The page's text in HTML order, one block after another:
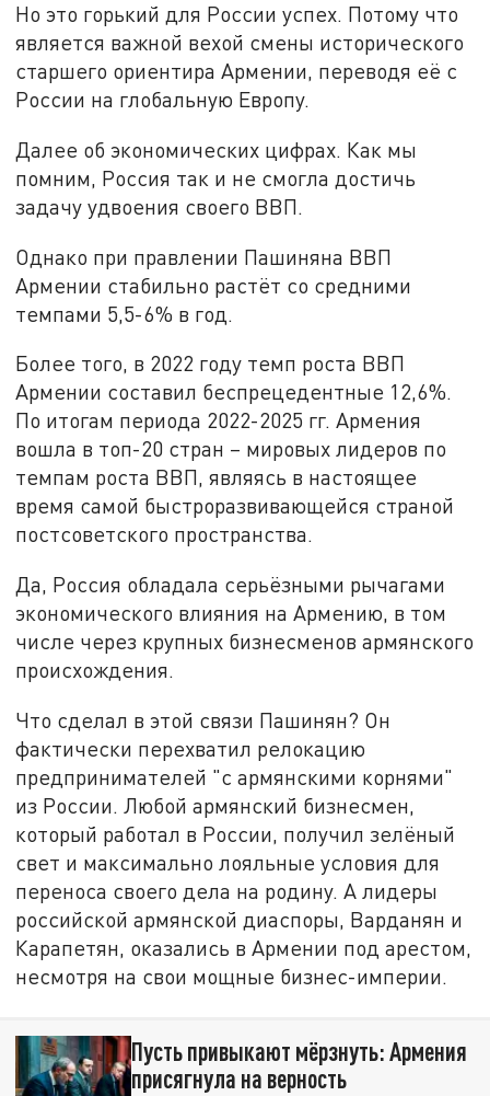
Но это горький для России успех. Потому что
является важной вехой смены исторического
старшего ориентира Армении, переводя её с
России на глобальную Европу.
Далее об экономических цифрах. Как мы
помним, Россия так и не смогла достичь
задачу удвоения своего ВВП.
Однако при правлении Пашиняна ВВП
Армении стабильно растёт со средними
темпами 5,5-6% в год.
Более того, в 2022 году темп роста ВВП
Армении составил беспрецедентные 12,6%.
По итогам периода 2022-2025 гг. Армения
вошла в топ-20 стран – мировых лидеров по
темпам роста ВВП, являясь в настоящее
время самой быстроразвивающейся страной
постсоветского пространства.
Да, Россия обладала серьёзными рычагами
экономического влияния на Армению, в том
числе через крупных бизнесменов армянского
происхождения.
Что сделал в этой связи Пашинян? Он
фактически перехватил релокацию
предпринимателей "с армянскими корнями"
из России. Любой армянский бизнесмен,
который работал в России, получил зелёный
свет и максимально лояльные условия для
переноса своего дела на родину. А лидеры
российской армянской диаспоры, Варданян и
Карапетян, оказались в Армении под арестом,
несмотря на свои мощные бизнес-империи.
Пусть привыкают мёрзнуть: Армения
присягнула на верность